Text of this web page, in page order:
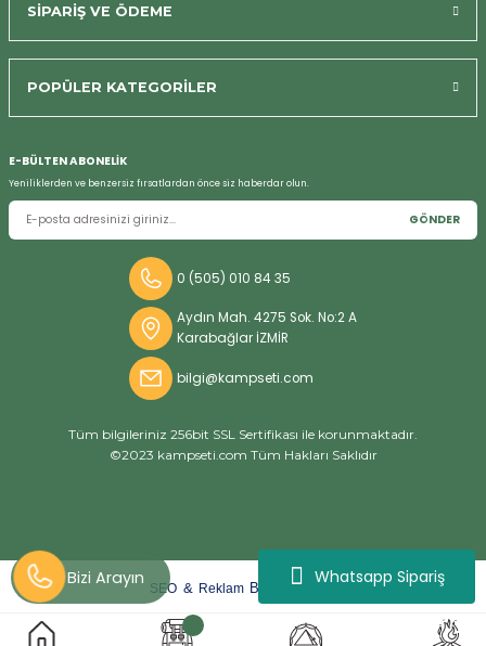
Whatsapp Sipariş
SİPARİŞ VE ÖDEME
POPÜLER KATEGORİLER
E-BÜLTEN ABONELİK
Yeniliklerden ve benzersiz fırsatlardan önce siz haberdar olun.
GÖNDER
0 (505) 010 84 35
Aydın Mah. 4275 Sok. No:2 A
Karabağlar İZMİR
bilgi@kampseti.com
Tüm bilgileriniz 256bit SSL Sertifikası ile korunmaktadır.
©2023 kampseti.com Tüm Hakları Saklıdır
SEO & Reklam By aratify